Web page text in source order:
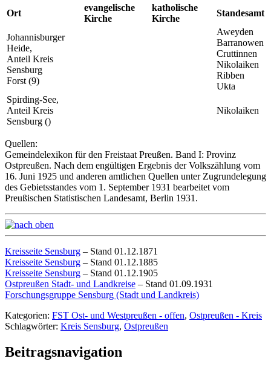
Ort
evangelische
Kirche
katholische
Kirche
Standesamt
Johannisburger
Heide,
Anteil Kreis
Sensburg
Forst (9)
Aweyden
Barranowen
Cruttinnen
Nikolaiken
Ribben
Ukta
Spirding-See,
Anteil Kreis
Sensburg ()
Nikolaiken
Quellen:
Gemeindelexikon für den Freistaat Preußen. Band I: Provinz
Ostpreußen. Nach dem engültigen Ergebnis der Volkszählung vom
16. Juni 1925 und anderen amtlichen Quellen unter Zugrundelegung
des Gebietsstandes vom 1. September 1931 bearbeitet vom
Preußischen Statistischen Landesamt, Berlin 1931.
Kreisseite Sensburg – Stand 01.12.1871
Kreisseite Sensburg – Stand 01.12.1885
Kreisseite Sensburg – Stand 01.12.1905
Ostpreußen Stadt- und Landkreise – Stand 01.09.1931
Forschungsgruppe Sensburg (Stadt und Landkreis)
Kategorien: FST Ost- und Westpreußen - offen, Ostpreußen - Kreis
Schlagwörter: Kreis Sensburg, Ostpreußen
Beitragsnavigation